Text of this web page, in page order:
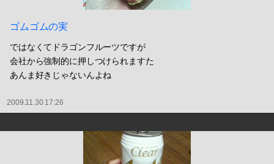
ゴムゴムの実
ではなくてドラゴンフルーツですが
会社から強制的に押しつけられますた
あんま好きじゃないんよね
2009.11.30 17:26